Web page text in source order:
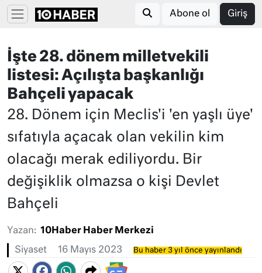
Abone ol Giriş
İşte 28. dönem milletvekili
listesi: Açılışta başkanlığı
Bahçeli yapacak
28. Dönem için Meclis'i 'en yaşlı üye'
sıfatıyla açacak olan vekilin kim
olacağı merak ediliyordu. Bir
değişiklik olmazsa o kişi Devlet
Bahçeli
Yazan: 10Haber Haber Merkezi
Siyaset 16 Mayıs 2023 Bu haber 3 yıl önce yayınlandı